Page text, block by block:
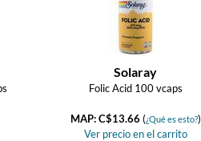
Solaray
Folic Acid 100 vcaps
MAP: C$13.66 (¿Qué es esto?)
Ver precio en el carrito